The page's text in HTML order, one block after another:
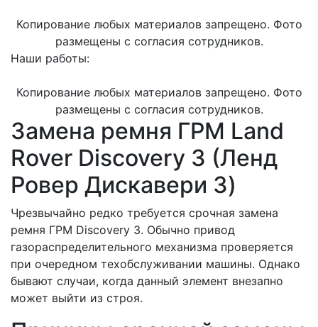
Копирование любых материалов запрещено. Фото
размещены с согласия сотрудников.
Наши работы:
Копирование любых материалов запрещено. Фото
размещены с согласия сотрудников.
Замена ремня ГРМ Land
Rover Discovery 3 (Ленд
Ровер Дискавери 3)
Чрезвычайно редко требуется срочная замена
ремня ГРМ Discovery 3. Обычно привод
газораспределительного механизма проверяется
при очередном техобслуживании машины. Однако
бывают случаи, когда данный элемент внезапно
может выйти из строя.